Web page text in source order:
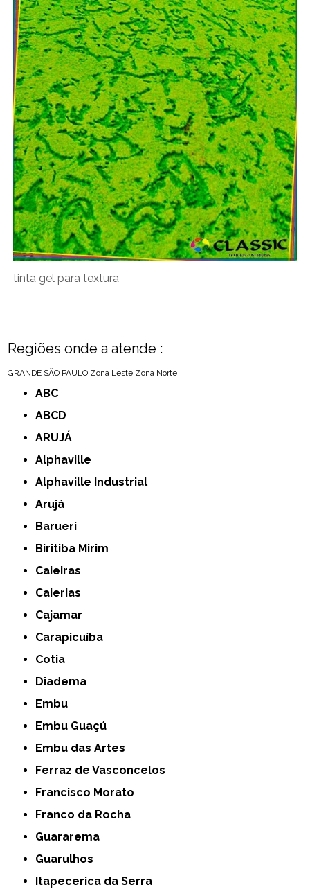
tinta gel para textura
Regiões onde a atende :
GRANDE SÃO PAULO Zona Leste Zona Norte
ABC
ABCD
ARUJÁ
Alphaville
Alphaville Industrial
Arujá
Barueri
Biritiba Mirim
Caieiras
Caierias
Cajamar
Carapicuíba
Cotia
Diadema
Embu
Embu Guaçú
Embu das Artes
Ferraz de Vasconcelos
Francisco Morato
Franco da Rocha
Guararema
Guarulhos
Itapecerica da Serra